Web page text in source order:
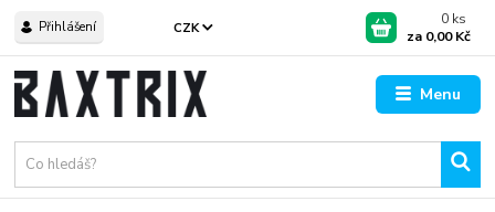
Menu
CZK
Přihlášení 0 ks
za 0,00 Kč